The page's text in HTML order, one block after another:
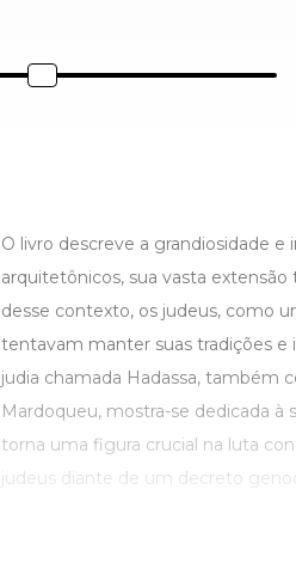
O livro descreve a grandiosidade
arquitetônicos, sua vasta
desse contexto, os judeus, como
tentavam manter suas tradições e
judia chamada Hadassa, também
Mardoqueu, mostra-se dedicada à
torna uma figura crucial na luta
judeus diante de um decreto